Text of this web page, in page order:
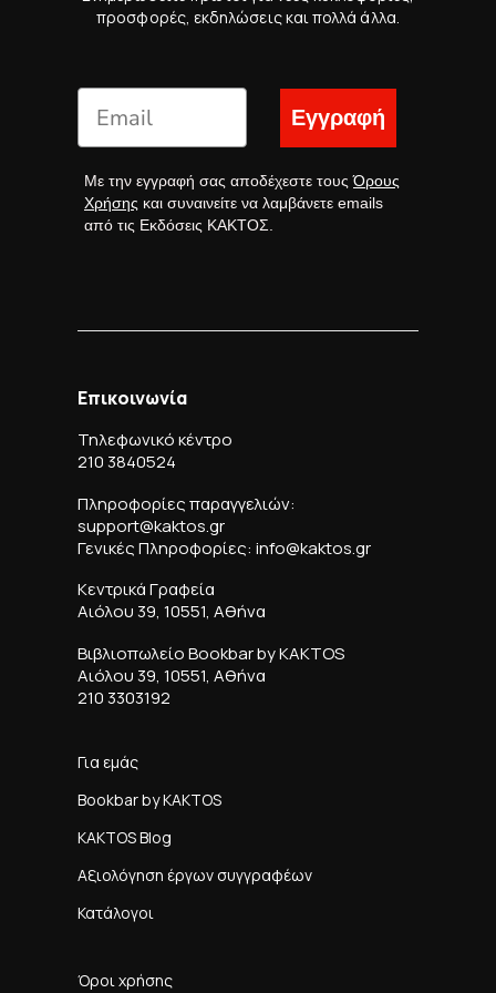
προσφορές, εκδηλώσεις και πολλά άλλα.
Εγγραφή
Με την εγγραφή σας αποδέχεστε τουςΌρους
Χρήσης και συναινείτε να λαμβάνετε emails
από τις Εκδόσεις ΚΑΚΤΟΣ.
Επικοινωνία
Τηλεφωνικό κέντρο
210 3840524
Πληροφορίες παραγγελιών:
support@kaktos.gr
Γενικές Πληροφορίες: info@kaktos.gr
Κεντρικά Γραφεία
Αιόλου 39, 10551, Αθήνα
Βιβλιοπωλείο Bookbar by KAKTOS
Αιόλου 39, 10551, Αθήνα
210 3303192
Για εμάς
Bookbar by KAKTOS
KAKTOS Blog
Αξιολόγηση έργων συγγραφέων
Κατάλογοι
Όροι χρήσης